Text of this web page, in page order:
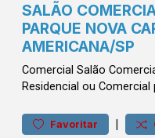
SALÃO
PARQUE NOVA
AMERICANA/SP
Comercial Salão
Residencial ou
Favoritar |